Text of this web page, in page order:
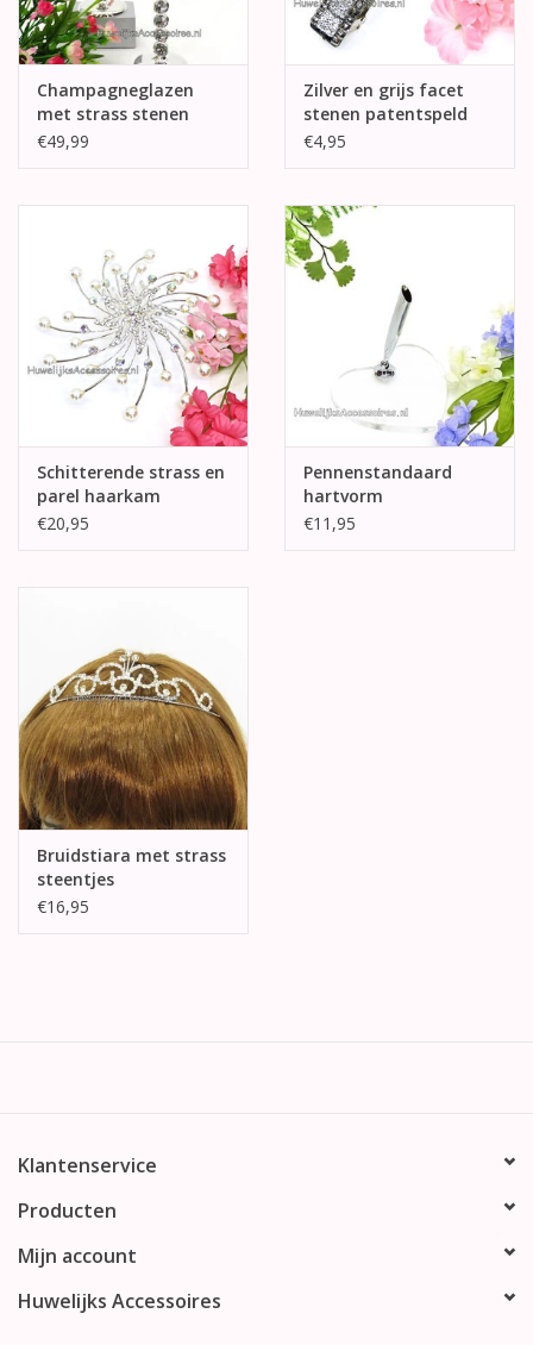
Champagneglazen
met strass stenen
€49,99
Zilver en grijs facet
stenen patentspeld
€4,95
Schitterende strass en
parel haarkam
€20,95
Pennenstandaard
hartvorm
€11,95
Bruidstiara met strass
steentjes
€16,95
Klantenservice
Producten
Mijn account
Huwelijks Accessoires